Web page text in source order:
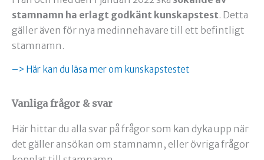
stamnamn ha erlagt godkänt kunskapstest. Detta
gäller även för nya medinnehavare till ett befintligt
stamnamn.
–> Här kan du läsa mer om kunskapstestet
Vanliga frågor & svar
Här hittar du alla svar på frågor som kan dyka upp när
det gäller ansökan om stamnamn, eller övriga frågor